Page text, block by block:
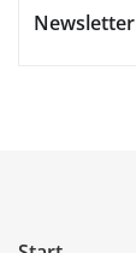
Newsletter